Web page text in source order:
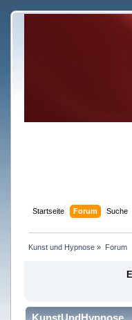
Startseite Forum Suche
Kunst und Hypnose » Forum
KunstUndHypnose